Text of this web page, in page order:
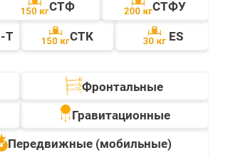
CТФ
СТФУ
Т СТК ES
Фронтальные
Гравитационные
Передвижные (мобильные)